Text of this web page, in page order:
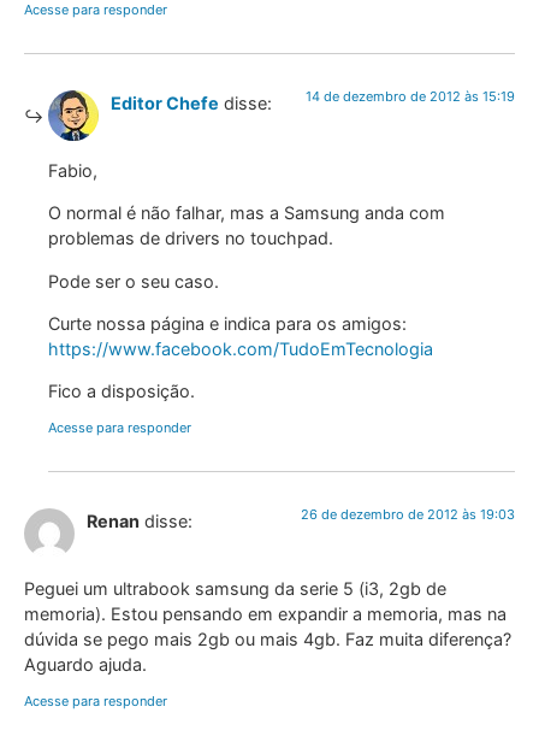
Acesse para responder
Editor Chefe disse: 14 de dezembro de 2012 às 15:19
Fabio,
O normal é não falhar, mas a Samsung anda com
problemas de drivers no touchpad.
Pode ser o seu caso.
Curte nossa página e indica para os amigos:
https://www.facebook.com/TudoEmTecnologia
Fico a disposição.
Acesse para responder
Renan disse: 26 de dezembro de 2012 às 19:03
Peguei um ultrabook samsung da serie 5 (i3, 2gb de
memoria). Estou pensando em expandir a memoria, mas na
dúvida se pego mais 2gb ou mais 4gb. Faz muita diferença?
Aguardo ajuda.
Acesse para responder